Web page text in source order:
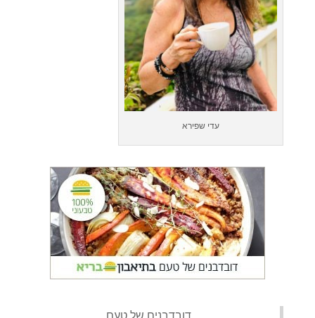
עדי שפירא
‏דובדבנים של טעם‏